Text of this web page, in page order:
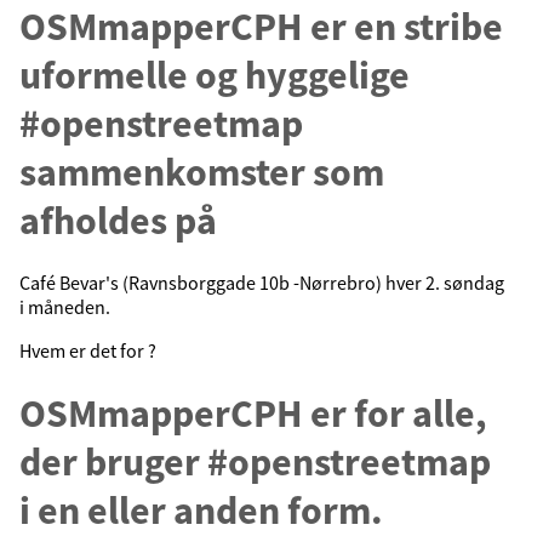
OSMmapperCPH er en stribe
uformelle og hyggelige
#openstreetmap
sammenkomster som
afholdes på
Café Bevar's (Ravnsborggade 10b -Nørrebro) hver 2. søndag
i måneden.
Hvem er det for ?
OSMmapperCPH er for alle,
der bruger #openstreetmap
i en eller anden form.